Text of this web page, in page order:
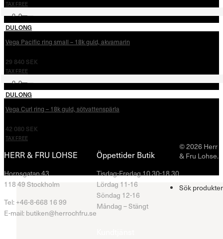
TAX FREE
DULONG
Vega Pacific ring small – 18k guld, akvamarin
29 840 SEK
TAX FREE
DULONG
Vega Curl ring – 18k guld, sötvattenspärla
42 080 SEK
TAX FREE
HERR & FRU LOHSE
Hornsgatan 43
118 49 Stockholm
Tel: +46-8-668 16 99
E-mail: butiken@herrochfru.se
Öppettider Butik
Tisdag-Fredag 10.30-18.30
Lördag 11-16
Söndag 12-16
Måndag – Stängt
© 2026 Herr
& Fru Lohse.
Sök produkter